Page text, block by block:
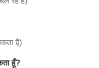
है)
हूँ?